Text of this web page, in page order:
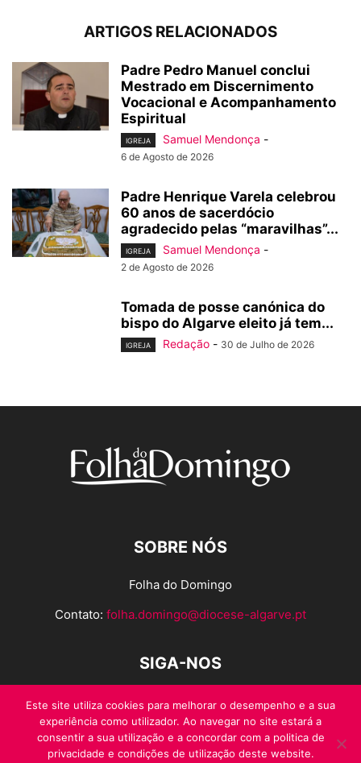
ARTIGOS RELACIONADOS
Padre Pedro Manuel conclui
Mestrado em Discernimento
Vocacional e Acompanhamento
Espiritual
IGREJA Samuel Mendonça -
6 de Agosto de 2026
Padre Henrique Varela celebrou
60 anos de sacerdócio
agradecido pelas “maravilhas”...
IGREJA Samuel Mendonça -
2 de Agosto de 2026
Tomada de posse canónica do
bispo do Algarve eleito já tem...
IGREJA Redação - 30 de Julho de 2026
SOBRE NÓS
Folha do Domingo
Contato: folha.domingo@diocese-algarve.pt
SIGA-NOS
Este site utiliza cookies para melhorar o desempenho e a sua
experiência como utilizador. Ao navegar no site estará a
consentir a sua utilização e a concordar com a politica de
privacidade e condições de utilização deste website.